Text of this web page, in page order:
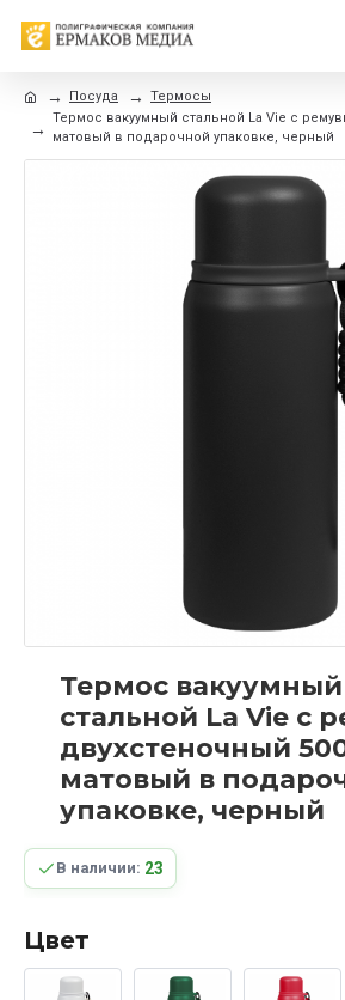
Посуда
Термосы
Термос вакуумный стальной La Vie с
матовый в подарочной упаковке, черный
Термос вакуумный
стальной La Vie с
двухстеночный
матовый в
упаковке, черный
В наличии: 23
Цвет